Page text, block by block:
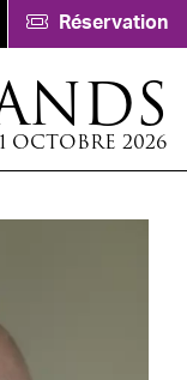
Réservation
OCTOBRE 2026